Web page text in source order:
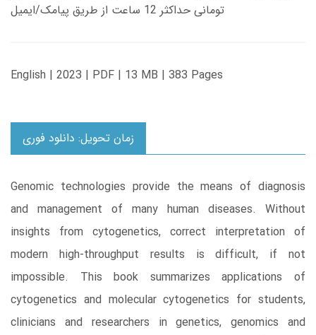
تومانی حداکثر 12 ساعت از طریق پیامک/ایمیل
English | 2023 | PDF | 13 MB | 383 Pages
زمان تحویل: دانلود فوری
Genomic technologies provide the means of diagnosis
and management of many human diseases. Without
insights from cytogenetics, correct interpretation of
modern high-throughput results is difficult, if not
impossible. This book summarizes applications of
cytogenetics and molecular cytogenetics for students,
clinicians and researchers in genetics, genomics and